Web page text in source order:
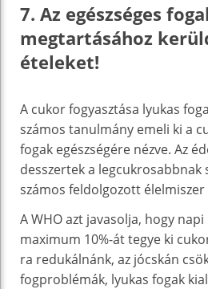
7. Az egészséges
megtartásához
ételeket!
A cukor fogyasztása lyukas
számos tanulmány emeli ki a
fogak egészségére nézve. Az
desszertek a legcukrosabbnak
számos feldolgozott
A WHO azt javasolja, hogy
maximum 10%-át tegye ki
ra redukálnánk, az jócskán
fogproblémák, lyukas fogak